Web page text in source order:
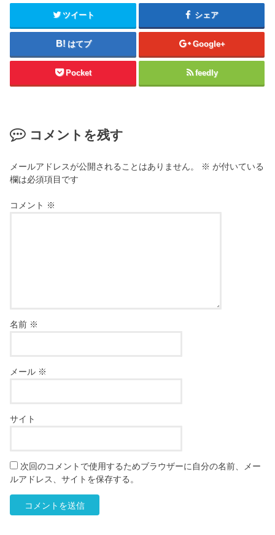
ツイート シェア
はてブ Google+
Pocket feedly
コメントを残す
メールアドレスが公開されることはありません。 ※ が付いている
欄は必須項目です
コメント ※
名前 ※
メール ※
サイト
次回のコメントで使用するためブラウザーに自分の名前、メー
ルアドレス、サイトを保存する。